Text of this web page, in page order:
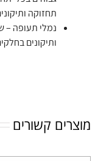
תחזוקה
נמלי תעופה –
ותיקונים
מוצרים קשורים